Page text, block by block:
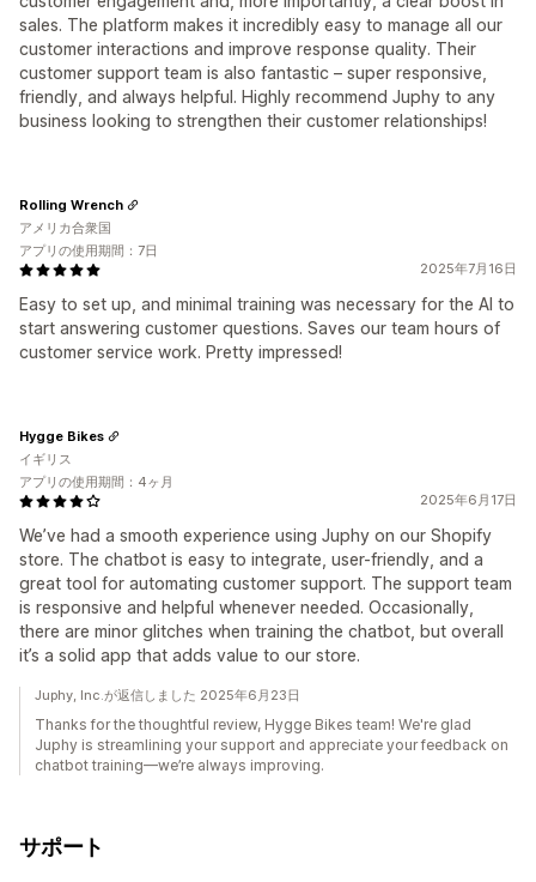
sales. The platform makes it incredibly easy to manage all our
customer interactions and improve response quality. Their
customer support team is also fantastic – super responsive,
friendly, and always helpful. Highly recommend Juphy to any
business looking to strengthen their customer relationships!
2025年7月16日
Easy to set up, and minimal training was necessary for the AI to
start answering customer questions. Saves our team hours of
customer service work. Pretty impressed!
Rolling Wrench
アメリカ合衆国
アプリの使用期間：7日
2025年6月17日
We’ve had a smooth experience using Juphy on our Shopify
store. The chatbot is easy to integrate, user-friendly, and a
great tool for automating customer support. The support team
is responsive and helpful whenever needed. Occasionally,
there are minor glitches when training the chatbot, but overall
it’s a solid app that adds value to our store.
Hygge Bikes
イギリス
アプリの使用期間：4ヶ月
Juphy, Inc.が返信しました 2025年6月23日
Thanks for the thoughtful review, Hygge Bikes team! We're glad
Juphy is streamlining your support and appreciate your feedback on
chatbot training—we’re always improving.
サポート